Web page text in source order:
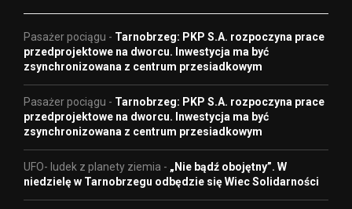
Pasażer pociągu - Tarnobrzeg: PKP S.A. rozpoczyna prace
przedprojektowe na dworcu. Inwestycja ma być
zsynchronizowana z centrum przesiadkowym
Pasażer pociągu - Tarnobrzeg: PKP S.A. rozpoczyna prace
przedprojektowe na dworcu. Inwestycja ma być
zsynchronizowana z centrum przesiadkowym
UFO- ludek z planety ziemia - „Nie bądź obojętny”. W
niedzielę w Tarnobrzegu odbędzie się Wiec Solidarności